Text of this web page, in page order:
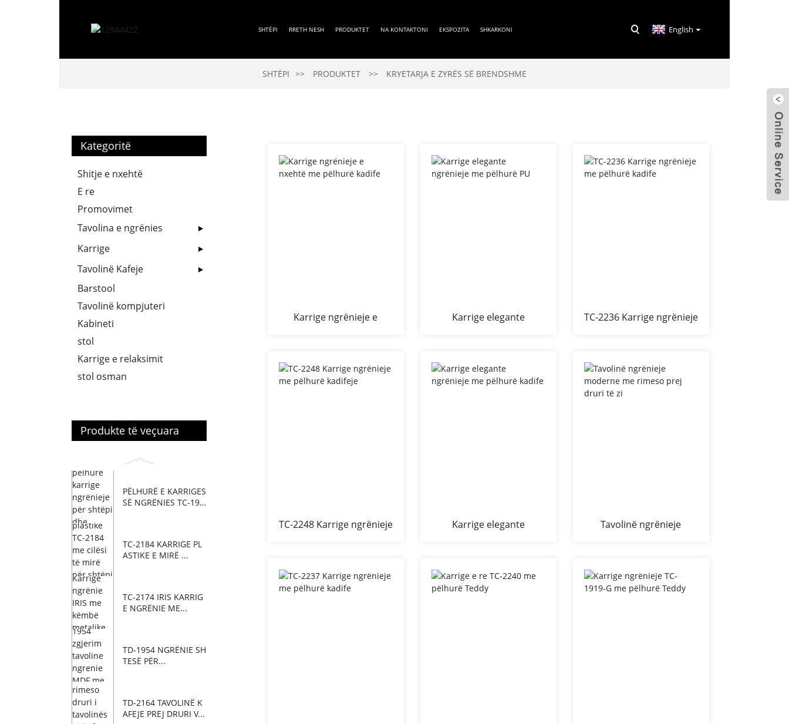
SHTËPI RRETH NESH PRODUKTET NA KONTAKTONI EKSPOZITA SHKARKONI English
SHTËPI PRODUKTET KRYETARJA E ZYRËS SË BRENDSHME
Kategoritë
Shitje e nxehtë
E re
Promovimet
Tavolina e ngrënies
Karrige
Tavolinë Kafeje
Barstool
Tavolinë kompjuteri
Kabineti
stol
Karrige e relaksimit
stol osman
Produkte të veçuara
PËLHURË E KARRIGES
SË NGRËNIES TC-191
TC-2184 KARRIGE PL
ASTIKE E MIRË ...
TC-2174 IRIS KARRIG
E NGRËNIE ME...
TD-1954 NGRËNIE SH
TESË PËR...
TD-2164 TAVOLINË K
AFEJE PREJ DRURI V...
Karrige ngrënieje e
Karrige elegante
TC-2236 Karrige ngrënieje
TC-2248 Karrige ngrënieje
Karrige elegante
Tavolinë ngrënieje